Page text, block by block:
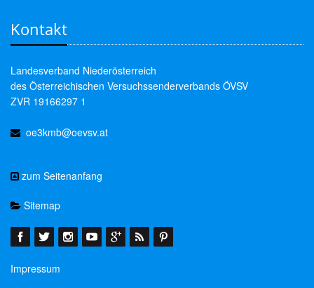
Kontakt
Landesverband Niederösterreich
des Österreichischen Versuchssenderverbands ÖVSV
ZVR 19166297 1
oe3kmb@oevsv.at
zum Seitenanfang
Sitemap
Impressum